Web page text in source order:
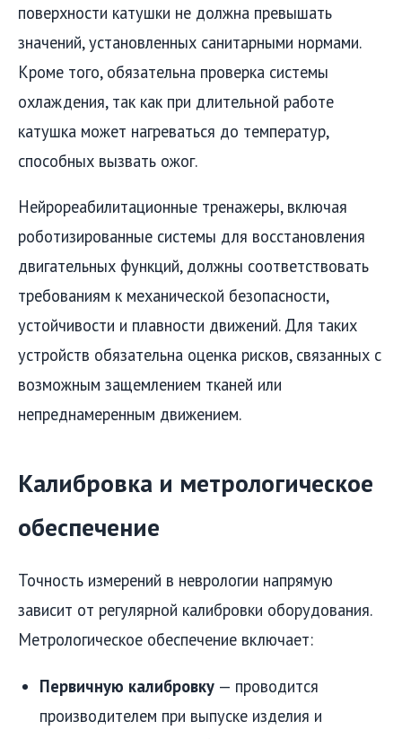
поверхности катушки не должна превышать
значений, установленных санитарными нормами.
Кроме того, обязательна проверка системы
охлаждения, так как при длительной работе
катушка может нагреваться до температур,
способных вызвать ожог.
Нейрореабилитационные тренажеры, включая
роботизированные системы для восстановления
двигательных функций, должны соответствовать
требованиям к механической безопасности,
устойчивости и плавности движений. Для таких
устройств обязательна оценка рисков, связанных с
возможным защемлением тканей или
непреднамеренным движением.
Калибровка и метрологическое
обеспечение
Точность измерений в неврологии напрямую
зависит от регулярной калибровки оборудования.
Метрологическое обеспечение включает:
Первичную калибровку — проводится
производителем при выпуске изделия и